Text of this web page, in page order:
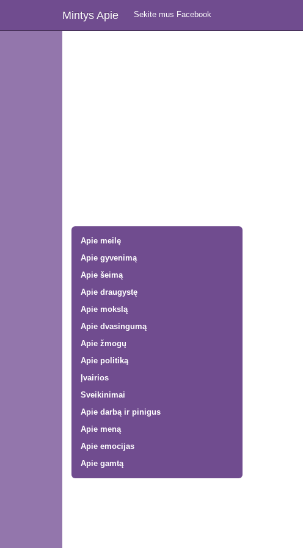
Mintys Apie Sekite mus Facebook
Apie meilę
Apie gyvenimą
Apie šeimą
Apie draugystę
Apie mokslą
Apie dvasingumą
Apie žmogų
Apie politiką
Įvairios
Sveikinimai
Apie darbą ir pinigus
Apie meną
Apie emocijas
Apie gamtą